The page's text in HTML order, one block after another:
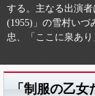
する。主なる出演
(1955)」の雪村いづ
忠、「ここに泉あり
「制服の乙